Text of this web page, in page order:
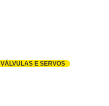
VÁLVULAS E SERVOS